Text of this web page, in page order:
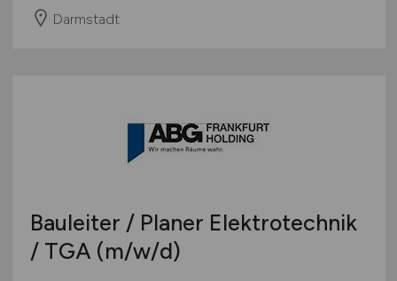
Darmstadt
Bauleiter / Planer Elektrotechnik
/ TGA (m/w/d)